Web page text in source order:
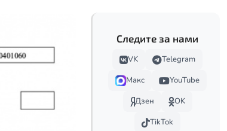
Следите за нами
VK
Telegram
Макс
YouTube
Дзен
OK
TikTok